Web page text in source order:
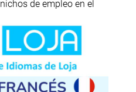
de empleo en el